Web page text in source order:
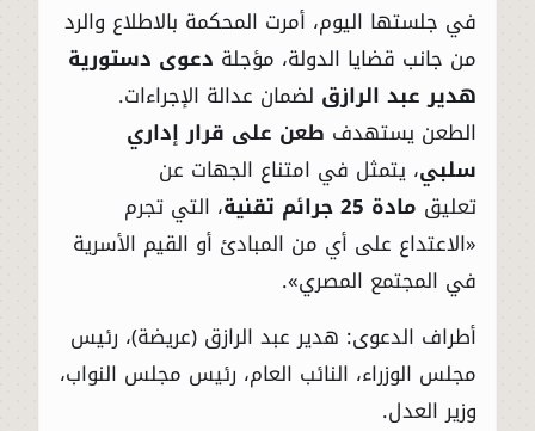
في جلستها اليوم، أمرت المحكمة بالاطلاع والرد
من جانب قضايا الدولة، مؤجلة دعوى دستورية
هدير عبد الرازق لضمان عدالة الإجراءات.
الطعن يستهدف طعن على قرار إداري
سلبي، يتمثل في امتناع الجهات عن
تعليق مادة 25 جرائم تقنية
، التي تجرم
«الاعتداع على أي من المبادئ أو القيم الأسرية
في المجتمع المصري».
أطراف الدعوى: هدير عبد الرازق (عريضة)، رئيس
مجلس الوزراء، النائب العام، رئيس مجلس النواب،
وزير العدل.